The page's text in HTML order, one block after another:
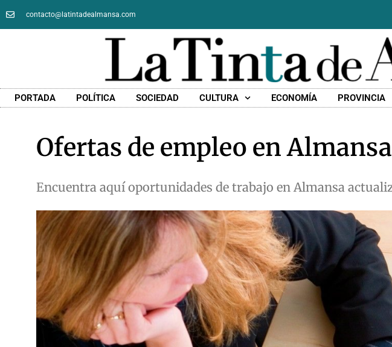
contacto@latintadealmansa.com
PORTADA POLÍTICA SOCIEDAD CULTURA ECONOMÍA PROVINCIA
Ofertas de empleo en Almansa
Encuentra aquí oportunidades de trabajo en Almansa